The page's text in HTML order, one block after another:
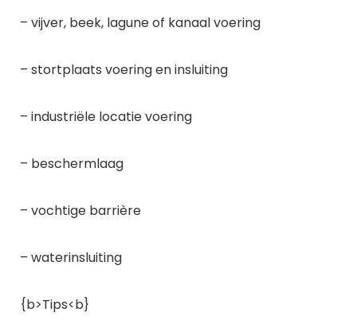
– vijver, beek, lagune of kanaal voering
– stortplaats voering en insluiting
– industriële locatie voering
– beschermlaag
– vochtige barrière
– waterinsluiting
{b>Tips<b}